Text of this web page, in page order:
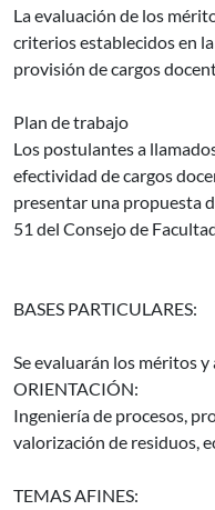
La evaluación de los
criterios establecidos en
provisión de cargos
Plan de trabajo
Los postulantes a
efectividad de cargos
presentar una propuesta
51 del Consejo de
BASES PARTICULARES:
Se evaluarán los méritos
ORIENTACIÓN:
Ingeniería de procesos,
valorización de residuos,
TEMAS AFINES: